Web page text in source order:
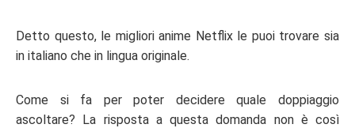
Detto questo, le migliori anime Netflixle puoi trovare sia
in italiano che in lingua originale.
Come si fa per poter decidere quale doppiaggio
ascoltare? La risposta a questa domanda non è così